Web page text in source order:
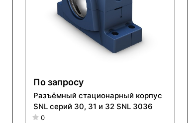
По запросу
Разъёмный стационарный корпус
SNL серий 30, 31 и 32 SNL 3036
0